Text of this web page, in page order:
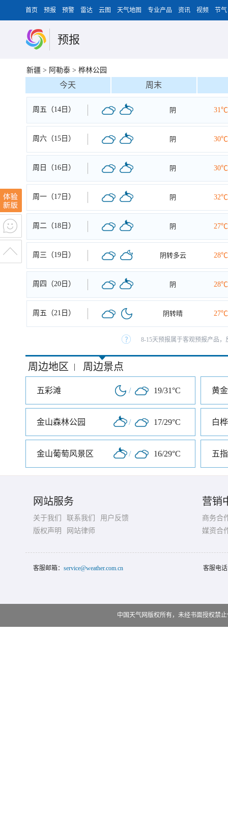
首页 预报 预警 雷达 云图 天气地图 专业产品 资讯 视频 节气
预报
新疆 > 阿勒泰 > 桦林公园
今天 周末
周五（14日） 阴 31℃
周六（15日） 阴 30℃
周日（16日） 阴 30℃
周一（17日） 阴 32℃
周二（18日） 阴 27℃
周三（19日） 阴转多云 28℃
周四（20日） 阴 28℃
周五（21日） 阴转晴 27℃
8-15天预报属于客观预报产品
周边地区 | 周边景点
五彩滩 / 19/31°C 黄
金山森林公园 / 17/29°C 白
金山葡萄风景区 / 16/29°C 五
网站服务
关于我们 联系我们
用户反馈
版权声明
网站律师
营销
商务合
媒资合
客服邮箱： service@weather.com.cn 客服电
中国天气网版权所有，未经书面授权